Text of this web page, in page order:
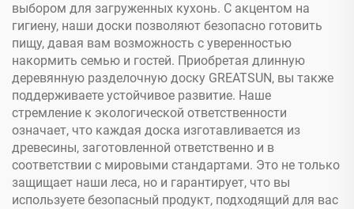
выбором для загруженных кухонь. С акцентом на
гигиену, наши доски позволяют безопасно готовить
пищу, давая вам возможность с уверенностью
накормить семью и гостей. Приобретая длинную
деревянную разделочную доску GREATSUN, вы также
поддерживаете устойчивое развитие. Наше
стремление к экологической ответственности
означает, что каждая доска изготавливается из
древесины, заготовленной ответственно и в
соответствии с мировыми стандартами. Это не только
защищает наши леса, но и гарантирует, что вы
используете безопасный продукт, подходящий для вас